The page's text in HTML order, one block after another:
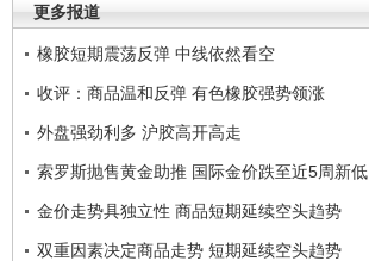
更多报道
橡胶短期震荡反弹 中线依然看空
收评：商品温和反弹 有色橡胶强势领涨
外盘强劲利多 沪胶高开高走
索罗斯抛售黄金助推 国际金价跌至近5周新低
金价走势具独立性 商品短期延续空头趋势
双重因素决定商品走势 短期延续空头趋势